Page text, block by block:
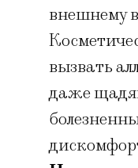
внешнему
вызвать
даже